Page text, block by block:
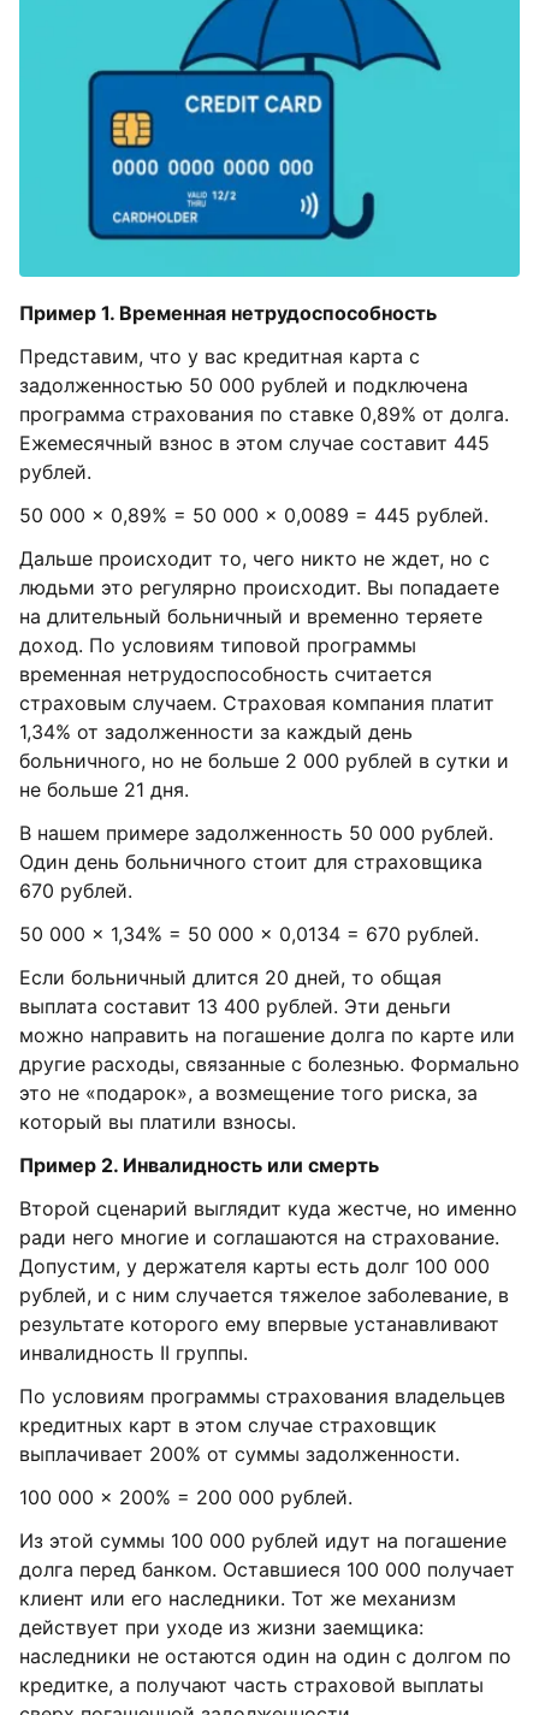
Пример 1. Временная нетрудоспособность
Представим, что у вас кредитная карта с
задолженностью 50 000 рублей и подключена
программа страхования по ставке 0,89% от долга.
Ежемесячный взнос в этом случае составит 445
рублей.
50 000 × 0,89% = 50 000 × 0,0089 = 445 рублей.
Дальше происходит то, чего никто не ждет, но с
людьми это регулярно происходит. Вы попадаете
на длительный больничный и временно теряете
доход. По условиям типовой программы
временная нетрудоспособность считается
страховым случаем. Страховая компания платит
1,34% от задолженности за каждый день
больничного, но не больше 2 000 рублей в сутки и
не больше 21 дня.
В нашем примере задолженность 50 000 рублей.
Один день больничного стоит для страховщика
670 рублей.
50 000 × 1,34% = 50 000 × 0,0134 = 670 рублей.
Если больничный длится 20 дней, то общая
выплата составит 13 400 рублей. Эти деньги
можно направить на погашение долга по карте или
другие расходы, связанные с болезнью. Формально
это не «подарок», а возмещение того риска, за
который вы платили взносы.
Пример 2. Инвалидность или смерть
Второй сценарий выглядит куда жестче, но именно
ради него многие и соглашаются на страхование.
Допустим, у держателя карты есть долг 100 000
рублей, и с ним случается тяжелое заболевание, в
результате которого ему впервые устанавливают
инвалидность II группы.
По условиям программы страхования владельцев
кредитных карт в этом случае страховщик
выплачивает 200% от суммы задолженности.
100 000 × 200% = 200 000 рублей.
Из этой суммы 100 000 рублей идут на погашение
долга перед банком. Оставшиеся 100 000 получает
клиент или его наследники. Тот же механизм
действует при уходе из жизни заемщика:
наследники не остаются один на один с долгом по
кредитке, а получают часть страховой выплаты